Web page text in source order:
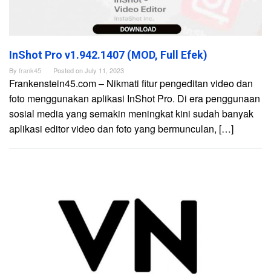
InShot Pro v1.942.1407 (MOD, Full Efek)
By frank45 Posted onJuly 11, 2023
Frankenstein45.com – Nikmati fitur pengeditan video dan
foto menggunakan aplikasi InShot Pro. Di era penggunaan
sosial media yang semakin meningkat kini sudah banyak
aplikasi editor video dan foto yang bermunculan, […]